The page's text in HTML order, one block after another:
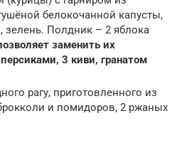
белокочанной капусты,
зелень. Полдник – 2 яблока
заменить их
3 киви, гранатом
рагу, приготовленного из
и помидоров, 2 ржаных